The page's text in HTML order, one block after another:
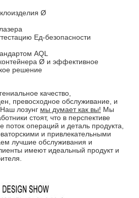
Ø
Ед-безопасности
AQL
Ø и эффективное
решение
качество,
превосходное обслуживание, и
лозунг мы думает как вы! Мы
стоят, что в перспективе
поток операций и деталь продукта,
и привлекательными
лучшие обслуживания и
имеют идеальный продукт и